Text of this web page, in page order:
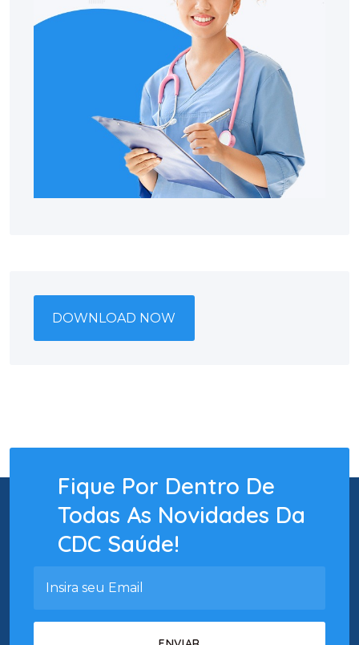
DOWNLOAD NOW
Fique Por Dentro De
Todas As Novidades Da
CDC Saúde!